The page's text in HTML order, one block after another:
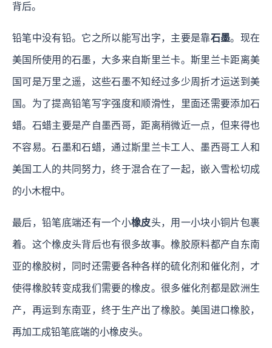
背后。
铅笔中没有铅。它之所以能写出字，主要是靠石墨。现在
美国所使用的石墨，大多来自斯里兰卡。斯里兰卡距离美
国可是万里之遥，这些石墨不知经过多少周折才运送到美
国。为了提高铅笔写字强度和顺滑性，里面还需要添加石
蜡。石蜡主要是产自墨西哥，距离稍微近一点，但来得也
不容易。石墨和石蜡，通过斯里兰卡工人、墨西哥工人和
美国工人的共同努力，终于混合在了一起，嵌入雪松切成
的小木棍中。
最后，铅笔底端还有一个小橡皮头，用一小块小铜片包裹
着。这个橡皮头背后也有很多故事。橡胶原料都产自东南
亚的橡胶树，同时还需要各种各样的硫化剂和催化剂，才
使得橡胶转变成我们需要的橡皮。很多催化剂都是欧洲生
产，再运到东南亚，终于生产出了橡胶。美国进口橡胶，
再加工成铅笔底端的小橡皮头。